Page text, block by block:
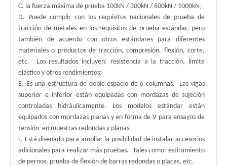
C. la fuerza máxima de prueba 100kN / 300kN / 600kN / 1000kN;
D. Puede cumplir con los requisitos nacionales de prueba de
tracción de metales en los requisitos de prueba estándar, pero
también de acuerdo con otros estándares para diferentes
materiales o productos de tracción, compresión, flexión, corte,
etc. Los resultados incluyen: resistencia a la tracción, límite
elástico y otros rendimientos;
E. Es una estructura de doble espacio de 6 columnas.
Las vigas
superior e inferior están equipadas con mordazas de sujeción
controladas hidráulicamente. Los modelos estándar están
equipados con mordazas planas y en forma de V para ensayos de
tensión en muestras redondas y planas.
F. Está diseñado para ampliar la posibilidad de instalar accesorios
adicionales para realizar más pruebas. Tales como: estiramiento
de pernos, prueba de flexión de barras redondas o placas, etc.